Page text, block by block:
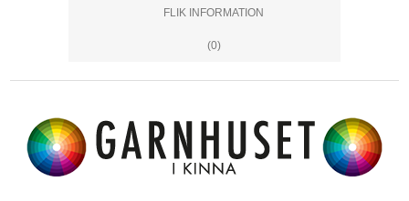
FLIK INFORMATION
(0)